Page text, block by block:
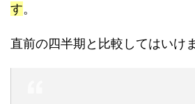
す。
直前の四半期と比較してはいけ